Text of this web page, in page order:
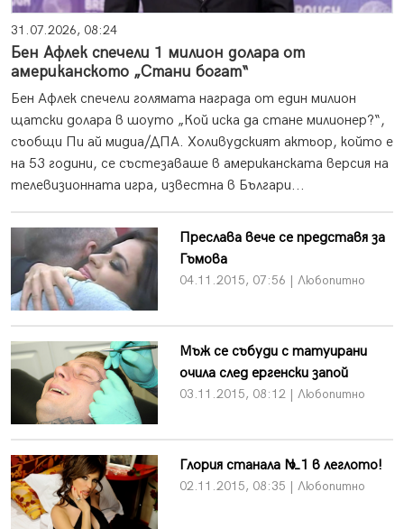
31.07.2026, 08:24
Бен Афлек спечели 1 милион долара от
американското „Стани богат“
Бен Афлек спечели голямата награда от един милион
щатски долара в шоуто „Кой иска да стане милионер?“,
съобщи Пи ай мидиа/ДПА. Холивудският актьор, който е
на 53 години, се състезаваше в американската версия на
телевизионната игра, известна в Българи...
Преслава вече се представя за
Гъмова
04.11.2015, 07:56 | Любопитно
Мъж се събуди с татуирани
очила след ергенски запой
03.11.2015, 08:12 | Любопитно
Глория станала №1 в леглото!
02.11.2015, 08:35 | Любопитно